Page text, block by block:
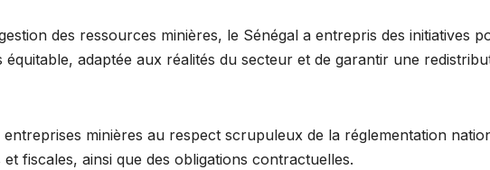
des ressources minières, le Sénégal a entrepris des initiatives
équitable, adaptée aux réalités du secteur et de garantir une
minières au respect scrupuleux de la réglementation
fiscales, ainsi que des obligations contractuelles.